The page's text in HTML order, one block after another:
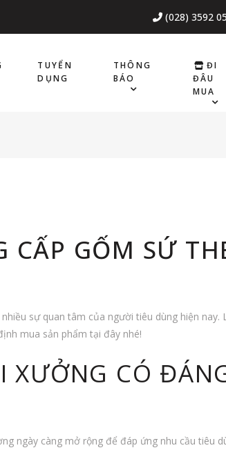
(028) 3592
TUYỂN
DỤNG
THÔNG
BÁO
ĐI
ĐÂU
MUA
CẤP GỐM SỨ
sự quan tâm của người tiêu dùng hiện nay.
mua sản phẩm tại đây nhé!
XƯỞNG CÓ
ngày càng mở rộng để đáp ứng nhu cầu tiêu